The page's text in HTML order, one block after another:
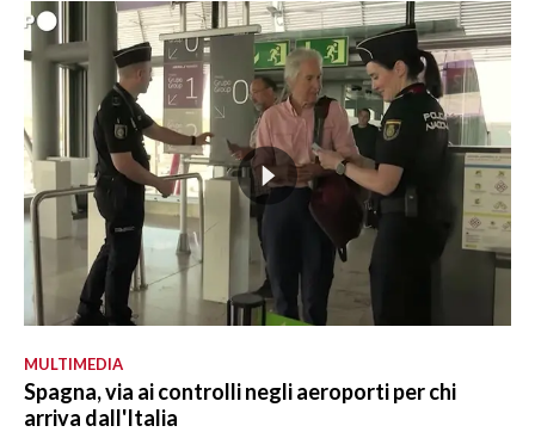
MULTIMEDIA
Spagna, via ai controlli negli aeroporti per chi
arriva dall'Italia